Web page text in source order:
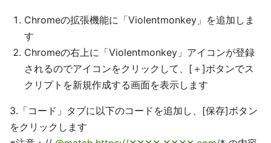
Chromeの拡張機能に「Violentmonkey」を追加しま
す
Chromeの右上に「Violentmonkey」アイコンが登録
されるのでアイコンをクリックして、[＋]ボタンでス
クリプトを新規作成する画面を表示します
3.「コード」タブに以下のコードを追加し、[保存]ボタン
をクリックします